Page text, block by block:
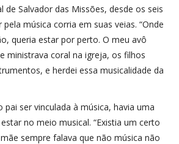
de Salvador das Missões, desde os seis
música corria em suas veias. “Onde
queria estar por perto. O meu avô
ministrava coral na igreja, os filhos
e herdei essa musicalidade da
pai ser vinculada à música, havia uma
no meio musical. “Existia um certo
sempre falava que não música não